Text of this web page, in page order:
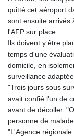
quitté cet aéroport
sont ensuite arrivés
l'AFP sur place.
Ils doivent y être
temps d'une
domicile, en
surveillance
"Trois jours sous
avait confié l'un de
avant de décoller.
personne de
"L'Agence